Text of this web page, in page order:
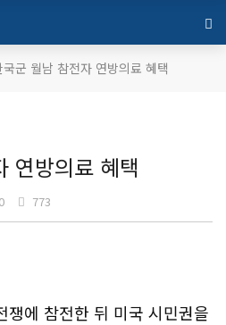
국군 월남 참전자 연방의료 혜택
연방의료 혜택
0 773
쟁에 참전한 뒤 미국 시민권을